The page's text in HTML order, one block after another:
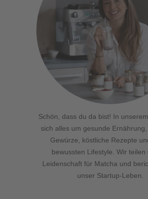
Schön, dass du da bist! In
sich alles um gesunde
Gewürze, köstliche Rezepte
bewussten Lifestyle. Wir teilen
Leidenschaft für Matcha und
unser Startup-Leben.